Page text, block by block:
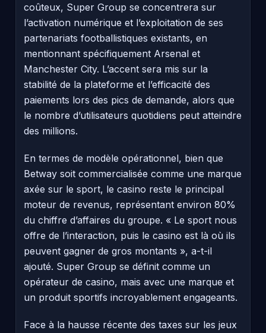
coûteux, Super Group se concentrera sur
l’activation numérique et l’exploitation de ses
partenariats footballistiques existants, en
mentionnant spécifiquement Arsenal et
Manchester City. L’accent sera mis sur la
stabilité de la plateforme et l’efficacité des
paiements lors des pics de demande, alors que
le nombre d’utilisateurs quotidiens peut atteindre
des millions.
En termes de modèle opérationnel, bien que
Betway soit commercialisée comme une marque
axée sur le sport, le casino reste le principal
moteur de revenus, représentant environ 80%
du chiffre d’affaires du groupe. « Le sport nous
offre de l’interaction, puis le casino est là où ils
peuvent gagner de gros montants », a-t-il
ajouté. Super Group se définit comme un
opérateur de casino, mais avec une marque et
un produit sportifs incroyablement engageants.
Face à la hausse récente des taxes sur les jeux